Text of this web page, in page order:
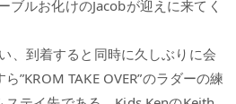
ブルお化けのJacobが迎えに来てく
、到着すると同時に久しぶりに会
”KROM TAKE OVER”のラダーの練